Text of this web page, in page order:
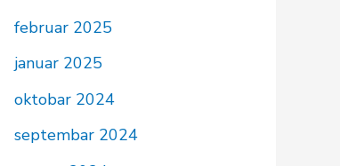
februar 2025
januar 2025
oktobar 2024
septembar 2024